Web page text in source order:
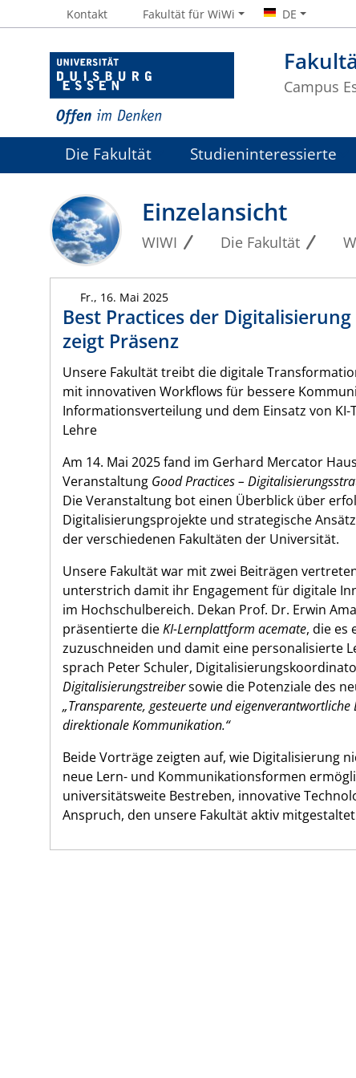
Campus
Kontakt Fakultät für WiWi DE
Die Fakultät Studieninteressierte
Einzelansicht
WIWI Die Fakultät
Fr., 16. Mai 2025
Best Practices der
zeigt Präsenz
Unsere Fakultät treibt die digitale
mit innovativen Workflows für bessere
Informationsverteilung und dem Einsatz von KI-
Lehre
Am 14. Mai 2025 fand im Gerhard Mercator
Veranstaltung Good Practices –
Die Veranstaltung bot einen Überblick über
Digitalisierungsprojekte und strategische
der verschiedenen Fakultäten der Universität.
Unsere Fakultät war mit zwei Beiträgen
unterstrich damit ihr Engagement für digitale
im Hochschulbereich. Dekan Prof. Dr. Erwin
präsentierte dieKI-Lernplattform acemate, die es
zuzuschneiden und damit eine personalisierte
sprach Peter Schuler,
Digitalisierungstreibersowie die Potenziale des
„Transparente, gesteuerte und
direktionale Kommunikation.“
Beide Vorträge zeigten auf, wie Digitalisierung
neue Lern- und Kommunikationsformen
universitätsweite Bestreben, innovative
Anspruch, den unsere Fakultät aktiv